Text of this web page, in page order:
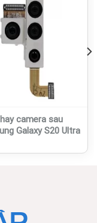
camera sau
Galaxy S20 Ultra